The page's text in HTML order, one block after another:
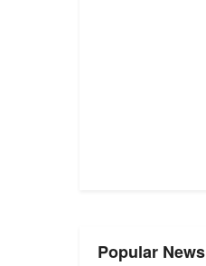
Popular News